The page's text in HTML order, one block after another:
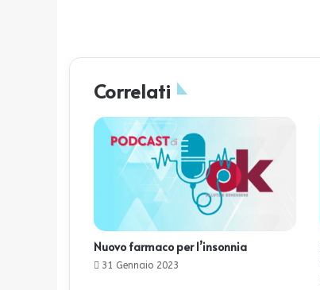
Correlati
Nuovo farmaco per l’insonnia
31 Gennaio 2023